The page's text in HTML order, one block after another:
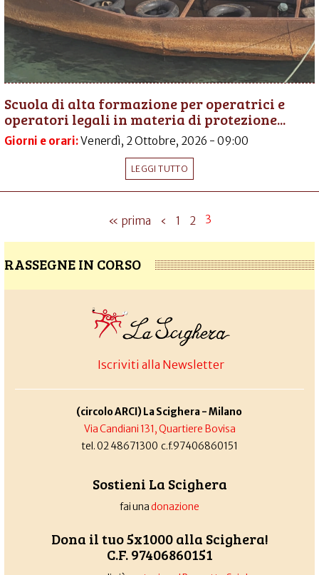
Scuola di alta formazione per operatrici e
operatori legali in materia di protezione...
Giorni e orari:Venerdì, 2 Ottobre, 2026 - 09:00
LEGGI TUTTO
« prima ‹ 1 2 3
RASSEGNE IN CORSO
Iscriviti alla Newsletter
(circolo ARCI) La Scighera - Milano
Via Candiani 131, Quartiere Bovisa
tel. 02 48671300 c.f.97406860151
Sostieni La Scighera
fai unadonazione
Dona il tuo 5x1000 alla Scighera!
C.F. 97406860151